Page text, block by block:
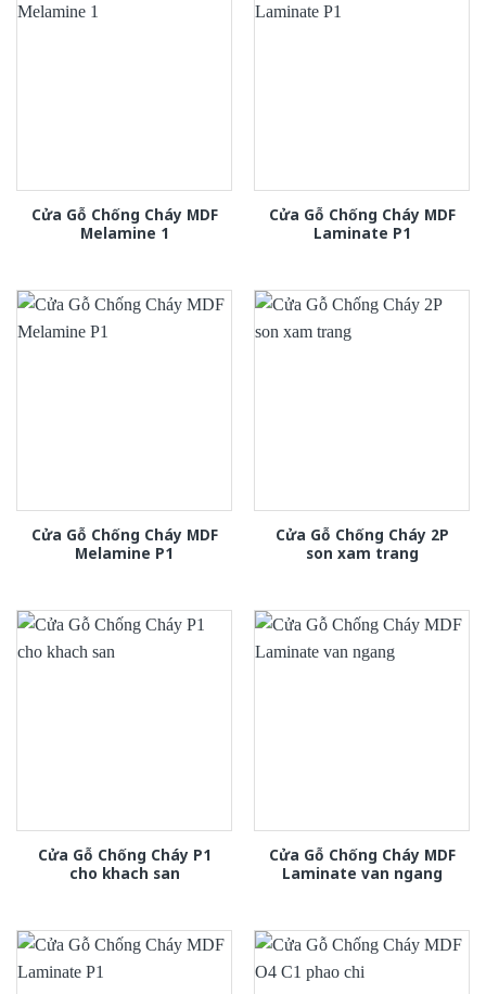
Cửa Gỗ Chống Cháy MDF
Melamine 1
Cửa Gỗ Chống Cháy MDF
Laminate P1
Cửa Gỗ Chống Cháy MDF
Melamine P1
Cửa Gỗ Chống Cháy 2P
son xam trang
Cửa Gỗ Chống Cháy P1
cho khach san
Cửa Gỗ Chống Cháy MDF
Laminate van ngang